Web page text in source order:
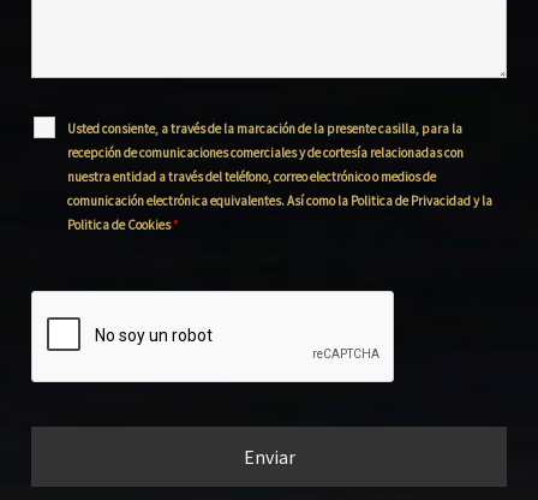
Usted consiente, a través de la marcación de la presente casilla, para la
recepción de comunicaciones comerciales y de cortesía relacionadas con
nuestra entidad a través del teléfono, correo electrónico o medios de
comunicación electrónica equivalentes. Así como la Politica de Privacidad y la
Politica de Cookies*